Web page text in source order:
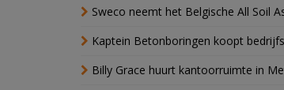
Sweco neemt het Belgische All Soil
Kaptein Betonboringen koopt
Billy Grace huurt kantoorruimte in